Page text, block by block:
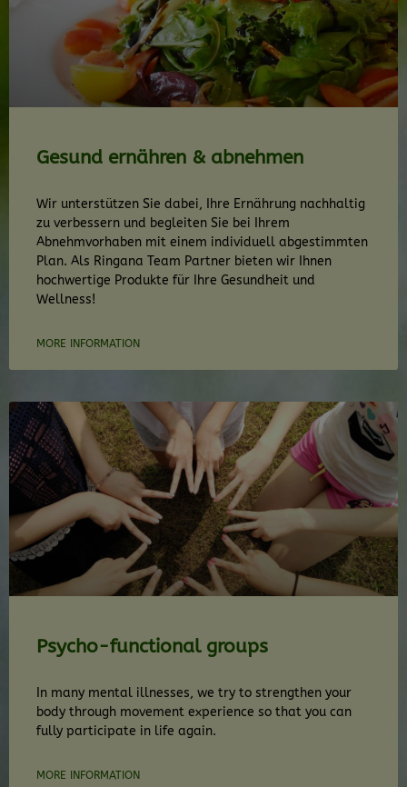
Gesund ernähren & abnehmen
Wir unterstützen Sie dabei, Ihre Ernährung nachhaltig
zu verbessern und begleiten Sie bei Ihrem
Abnehmvorhaben mit einem individuell abgestimmten
Plan. Als Ringana Team Partner bieten wir Ihnen
hochwertige Produkte für Ihre Gesundheit und
Wellness!
MORE INFORMATION
Psycho-functional groups
In many mental illnesses, we try to strengthen your
body through movement experience so that you can
fully participate in life again.
MORE INFORMATION